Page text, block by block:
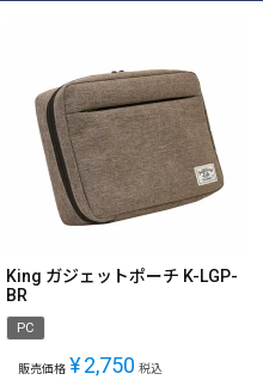
King ガジェットポーチ K-LGP-
BR
PC
販売価格 ¥2,750 税込